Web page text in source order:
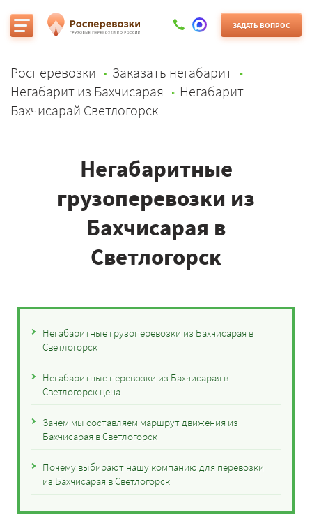
ЗАДАТЬ ВОПРОС
Росперевозки
Заказать негабарит
Негабарит из Бахчисарая
Негабарит
Бахчисарай Светлогорск
Негабаритные
грузоперевозки из
Бахчисарая в
Светлогорск
Негабаритные грузоперевозки из Бахчисарая в
Светлогорск
Негабаритные перевозки из Бахчисарая в
Светлогорск цена
Зачем мы составляем маршрут движения из
Бахчисарая в Светлогорск
Почему выбирают нашу компанию для перевозки
из Бахчисарая в Светлогорск